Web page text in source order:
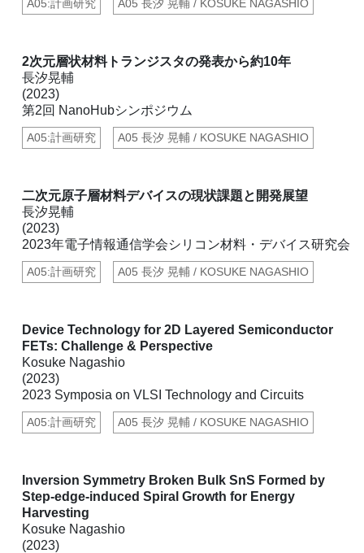
A05:計画研究 A05 長汐 晃輔 / KOSUKE NAGASHIO
2次元層状材料トランジスタの発表から約10年
長汐晃輔
(2023)
第2回 NanoHubシンポジウム
A05:計画研究 A05 長汐 晃輔 / KOSUKE NAGASHIO
二次元原子層材料デバイスの現状課題と開発展望
長汐晃輔
(2023)
2023年電子情報通信学会シリコン材料・デバイス研究会
A05:計画研究 A05 長汐 晃輔 / KOSUKE NAGASHIO
Device Technology for 2D Layered Semiconductor
FETs: Challenge & Perspective
Kosuke Nagashio
(2023)
2023 Symposia on VLSI Technology and Circuits
A05:計画研究 A05 長汐 晃輔 / KOSUKE NAGASHIO
Inversion Symmetry Broken Bulk SnS Formed by
Step-edge-induced Spiral Growth for Energy
Harvesting
Kosuke Nagashio
(2023)